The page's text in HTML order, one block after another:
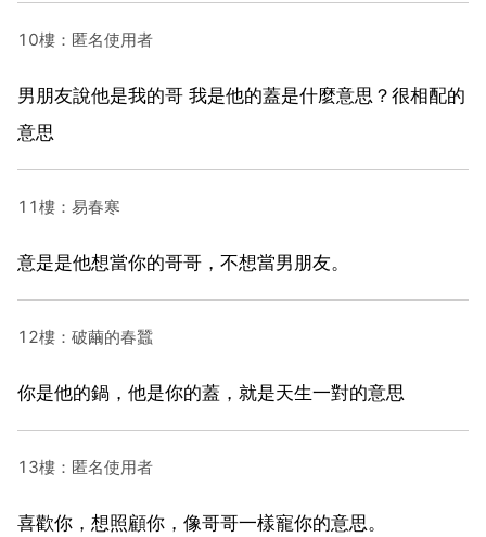
10樓：匿名使用者
男朋友說他是我的哥 我是他的蓋是什麼意思？很相配的
意思
11樓：易春寒
意是是他想當你的哥哥，不想當男朋友。
12樓：破繭的春蠶
你是他的鍋，他是你的蓋，就是天生一對的意思
13樓：匿名使用者
喜歡你，想照顧你，像哥哥一樣寵你的意思。